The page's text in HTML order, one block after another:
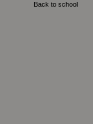
Back to school